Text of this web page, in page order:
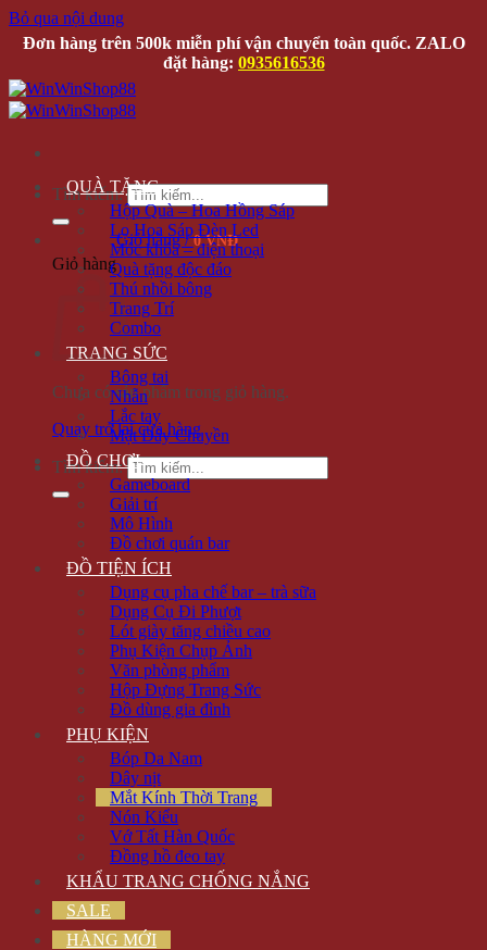
Bỏ qua nội dung
Đơn hàng trên 500k miễn phí vận chuyển toàn quốc. ZALO
đặt hàng: 0935616536
Tìm kiếm:
Giỏ hàng /0 VNĐ
Giỏ hàng
Chưa có sản phẩm trong giỏ hàng.
Quay trở lại cửa hàng
Tìm kiếm:
QUÀ TẶNG
Hộp Quà – Hoa Hồng Sáp
Lọ Hoa Sáp Đèn Led
Móc khóa – điện thoại
Quà tặng độc đáo
Thú nhồi bông
Trang Trí
Combo
TRANG SỨC
Bông tai
Nhẫn
Lắc tay
Mặt Dây Chuyền
ĐỒ CHƠI
Gameboard
Giải trí
Mô Hình
Đồ chơi quán bar
ĐỒ TIỆN ÍCH
Dụng cụ pha chế bar – trà sữa
Dụng Cụ Đi Phượt
Lót giày tăng chiều cao
Phụ Kiện Chụp Ảnh
Văn phòng phẩm
Hộp Đựng Trang Sức
Đồ dùng gia đình
PHỤ KIỆN
Bóp Da Nam
Dây nịt
Mắt Kính Thời Trang
Nón Kiểu
Vớ Tất Hàn Quốc
Đồng hồ đeo tay
KHẨU TRANG CHỐNG NẮNG
SALE
HÀNG MỚI